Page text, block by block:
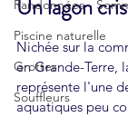
Randonnées -
Piscine naturelle
Grottes
Souffleurs
Un lagon
Nichée sur la
en Grande-Terre,
représente l'une
aquatiques peu